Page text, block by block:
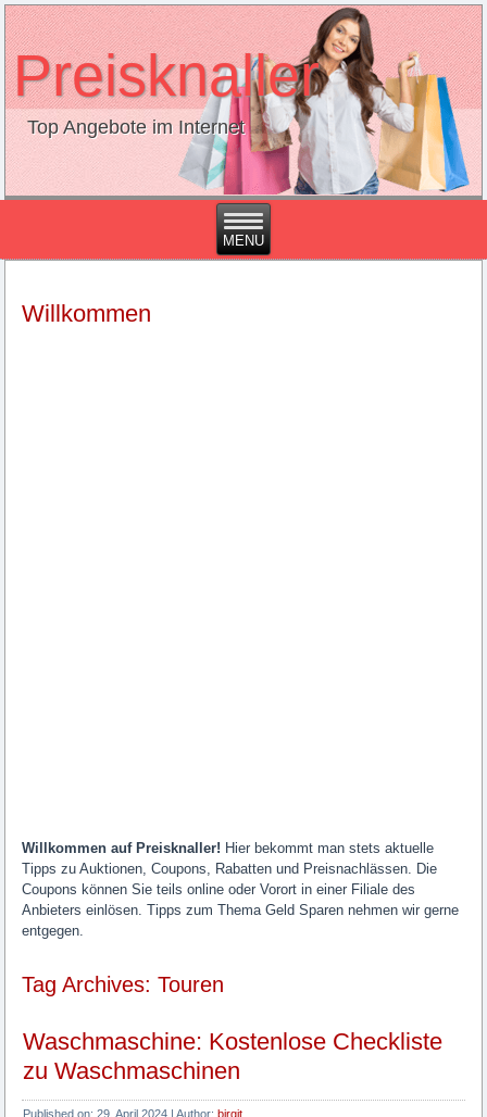
Preisknaller
Top Angebote im Internet
Willkommen
Willkommen auf Preisknaller! Hier bekommt man stets aktuelle
Tipps zu Auktionen, Coupons, Rabatten und Preisnachlässen. Die
Coupons können Sie teils online oder Vorort in einer Filiale des
Anbieters einlösen. Tipps zum Thema Geld Sparen nehmen wir gerne
entgegen.
Tag Archives: Touren
Waschmaschine: Kostenlose Checkliste
zu Waschmaschinen
Published on:29. April 2024 |Author: birgit